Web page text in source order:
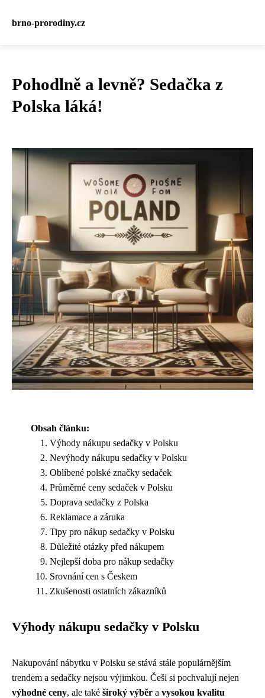
brno-prorodiny.cz
Pohodlně a levně? Sedačka z
Polska láká!
Obsah článku:
Výhody nákupu sedačky v Polsku
Nevýhody nákupu sedačky v Polsku
Oblíbené polské značky sedaček
Průměrné ceny sedaček v Polsku
Doprava sedačky z Polska
Reklamace a záruka
Tipy pro nákup sedačky v Polsku
Důležité otázky před nákupem
Nejlepší doba pro nákup sedačky
Srovnání cen s Českem
Zkušenosti ostatních zákazníků
Výhody nákupu sedačky v Polsku
Nakupování nábytku v Polsku se stává stále populárnějším
trendem a sedačky nejsou výjimkou. Češi si pochvalují nejen
výhodné ceny, ale také široký výběr a vysokou kvalitu